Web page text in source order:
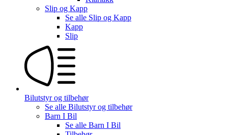
Slip og Kapp
Se alle Slip og Kapp
Kapp
Slip
Bilutstyr og tilbehør
Se alle Bilutstyr og tilbehør
Barn I Bil
Se alle Barn I Bil